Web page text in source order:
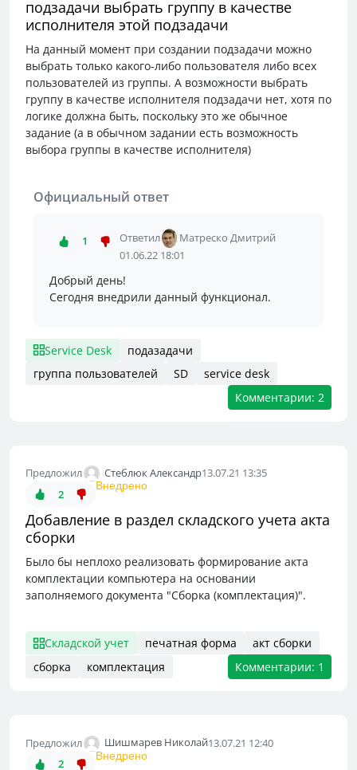
подзадачи выбрать группу в качестве
исполнителя этой подзадачи
На данный момент при создании подзадачи можно
выбрать только какого-либо пользователя либо всех
пользователей из группы. А возможности выбрать
группу в качестве исполнителя подзадачи нет, хотя по
логике должна быть, поскольку это же обычное
задание (а в обычном задании есть возможность
выбора группы в качестве исполнителя)
Официальный ответ
1 Ответил
Матреско Дмитрий
01.06.22 18:01
Добрый день!
Сегодня внедрили данный функционал.
Service Desk
подазадачи
группа пользователей
SD
service desk
Комментарии: 2
Предложил Стеблюк Александр13.07.21 13:35
2
Внедрено
Добавление в раздел складского учета акта
сборки
Было бы неплохо реализовать формирование акта
комплектации компьютера на основании
заполняемого документа "Сборка (комплектация)".
Складской учет печатная форма
акт сборки
сборка
комплектация Комментарии: 1
Предложил Шишмарев Николай13.07.21 12:40
2
Внедрено